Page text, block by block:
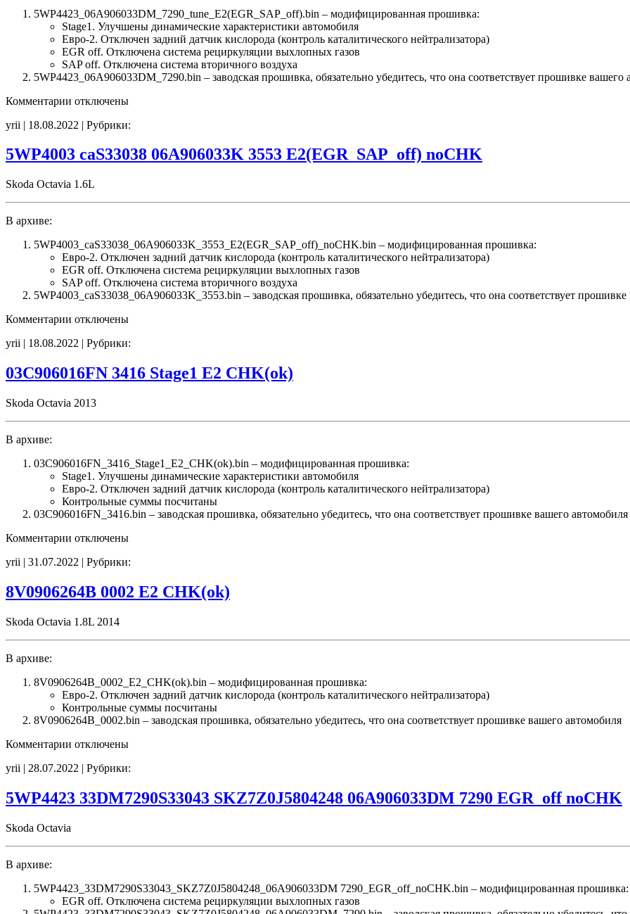
5WP4423_06A906033DM_7290_tune_E2(EGR_SAP_off).bin – модифицированная прошивка:
Stage1. Улучшены динамические характеристики автомобиля
Евро-2. Отключен задний датчик кислорода (контроль каталитического нейтрализатора)
EGR off. Отключена система рециркуляции выхлопных газов
SAP off. Отключена система вторичного воздуха
5WP4423_06A906033DM_7290.bin – заводская прошивка, обязательно убедитесь, что она соответствует прошивке вашего
Комментарии к
5WP4423
7290
tune
отключены
yrii | 18.08.2022 | Рубрики:
5WP4003 caS33038 06A906033K 3553 E2(EGR_SAP_off) noCHK
Skoda Octavia 1.6L
В архиве:
5WP4003_caS33038_06A906033K_3553_E2(EGR_SAP_off)_noCHK.bin – модифицированная прошивка:
Евро-2. Отключен задний датчик кислорода (контроль каталитического нейтрализатора)
EGR off. Отключена система рециркуляции выхлопных газов
SAP off. Отключена система вторичного воздуха
5WP4003_caS33038_06A906033K_3553.bin – заводская прошивка, обязательно убедитесь, что она соответствует
Комментарии к
5WP4003
06A906033K
3553
noCHK
отключены
yrii | 18.08.2022 | Рубрики:
03C906016FN 3416 Stage1 E2 CHK(ok)
Skoda Octavia 2013
В архиве:
03C906016FN_3416_Stage1_E2_CHK(ok).bin – модифицированная прошивка:
Stage1. Улучшены динамические характеристики автомобиля
Евро-2. Отключен задний датчик кислорода (контроль каталитического нейтрализатора)
Контрольные суммы посчитаны
03C906016FN_3416.bin – заводская прошивка, обязательно убедитесь, что она соответствует прошивке вашего автомобиля
Комментарии к
03C906016FN
Stage1
E2
отключены
yrii | 31.07.2022 | Рубрики:
8V0906264B 0002 E2 CHK(ok)
Skoda Octavia 1.8L 2014
В архиве:
8V0906264B_0002_E2_CHK(ok).bin – модифицированная прошивка:
Евро-2. Отключен задний датчик кислорода (контроль каталитического нейтрализатора)
Контрольные суммы посчитаны
8V0906264B_0002.bin – заводская прошивка, обязательно убедитесь, что она соответствует прошивке вашего автомобиля
Комментарии к
8V0906264B
E2
CHK(ok)
отключены
yrii | 28.07.2022 | Рубрики:
5WP4423 33DM7290S33043 SKZ7Z0J5804248 06A906033DM 7290 EGR_off noCHK
Skoda Octavia
В архиве:
5WP4423_33DM7290S33043_SKZ7Z0J5804248_06A906033DM 7290_EGR_off_noCHK.bin – модифицированная прошивка:
EGR off. Отключена система рециркуляции выхлопных газов